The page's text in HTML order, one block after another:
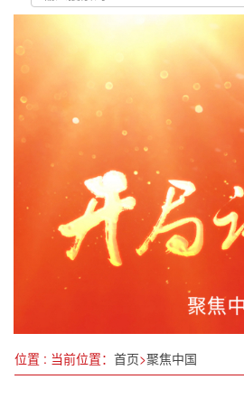
第十八届全国大学生
中美科研团队获得迄
守护生命之源，践行
第三十二届书博会开
《中国报道》
强化要素支撑 助推国
“瓷的旅程”—2023景
临汾市政务服务中心“
位置 : 当前位置： 首页>聚焦中国